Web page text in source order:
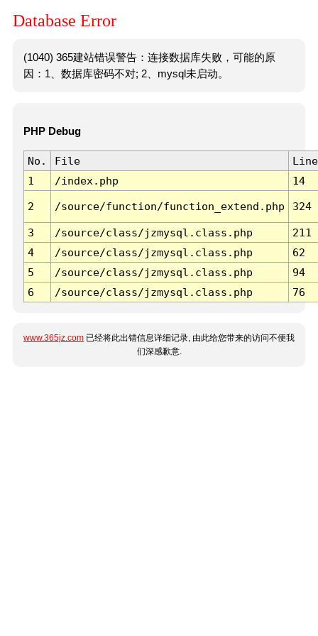
Database Error
(1040) 365建站错误警告：连接数据库失败，可能的原
因：1、数据库密码不对; 2、mysql未启动。
PHP Debug
No. File
Line
1
/index.php 14
2 /source/function/function_extend.php 324
3 /source/class/jzmysql.class.php
211
4
/source/class/jzmysql.class.php
62
5
/source/class/jzmysql.class.php
94
6
/source/class/jzmysql.class.php 76
www.365jz.com 已经将此出错信息详细记录, 由此给您带来的访问不便我
们深感歉意.